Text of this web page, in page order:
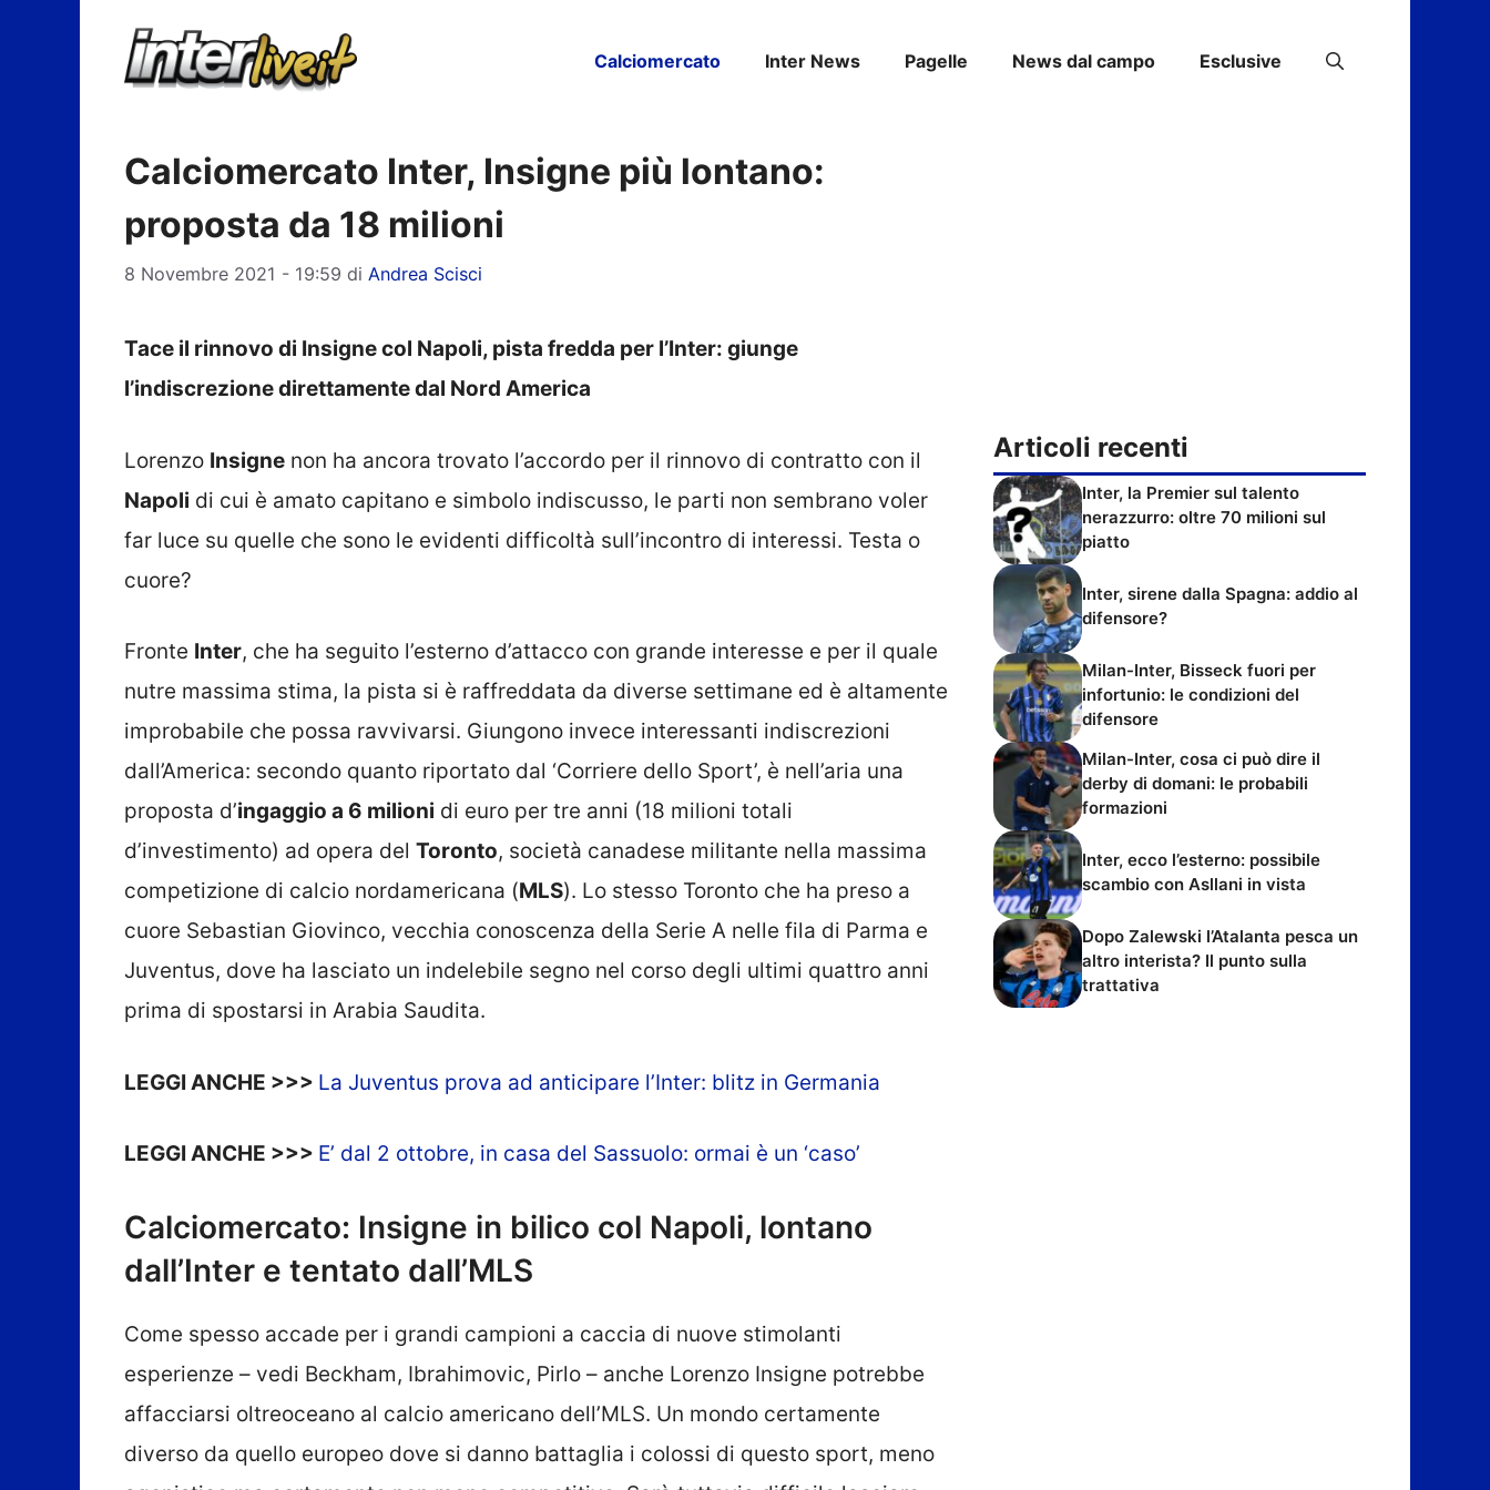
Calciomercato Inter News Pagelle News dal campo Esclusive
Calciomercato Inter, Insigne più lontano:
proposta da 18 milioni
8 Novembre 2021 - 19:59 di Andrea Scisci
Tace il rinnovo di Insigne col Napoli, pista fredda per l’Inter: giunge
l’indiscrezione direttamente dal Nord America
Lorenzo Insigne non ha ancora trovato l’accordo per il rinnovo di contratto con il
Napoli di cui è amato capitano e simbolo indiscusso, le parti non sembrano voler
far luce su quelle che sono le evidenti difficoltà sull’incontro di interessi. Testa o
cuore?
Fronte Inter, che ha seguito l’esterno d’attacco con grande interesse e per il quale
nutre massima stima, la pista si è raffreddata da diverse settimane ed è altamente
improbabile che possa ravvivarsi. Giungono invece interessanti indiscrezioni
dall’America: secondo quanto riportato dal ‘Corriere dello Sport’, è nell’aria una
proposta d’ingaggio a 6 milioni di euro per tre anni (18 milioni totali
d’investimento) ad opera del Toronto, società canadese militante nella massima
competizione di calcio nordamericana (MLS). Lo stesso Toronto che ha preso a
cuore Sebastian Giovinco, vecchia conoscenza della Serie A nelle fila di Parma e
Juventus, dove ha lasciato un indelebile segno nel corso degli ultimi quattro anni
prima di spostarsi in Arabia Saudita.
LEGGI ANCHE >>> La Juventus prova ad anticipare l’Inter: blitz in Germania
LEGGI ANCHE >>> E’ dal 2 ottobre, in casa del Sassuolo: ormai è un ‘caso’
Calciomercato: Insigne in bilico col Napoli, lontano
dall’Inter e tentato dall’MLS
Come spesso accade per i grandi campioni a caccia di nuove stimolanti
esperienze – vedi Beckham, Ibrahimovic, Pirlo – anche Lorenzo Insigne potrebbe
affacciarsi oltreoceano al calcio americano dell’MLS. Un mondo certamente
diverso da quello europeo dove si danno battaglia i colossi di questo sport, meno
Articoli recenti
Inter, la Premier sul talento
nerazzurro: oltre 70 milioni sul
piatto
Inter, sirene dalla Spagna: addio al
difensore?
Milan-Inter, Bisseck fuori per
infortunio: le condizioni del
difensore
Milan-Inter, cosa ci può dire il
derby di domani: le probabili
formazioni
Inter, ecco l’esterno: possibile
scambio con Asllani in vista
Dopo Zalewski l’Atalanta pesca un
altro interista? Il punto sulla
trattativa